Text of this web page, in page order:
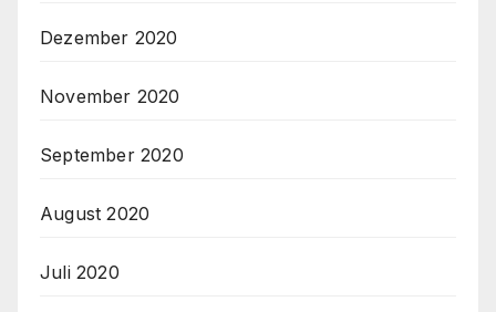
Dezember 2020
November 2020
September 2020
August 2020
Juli 2020